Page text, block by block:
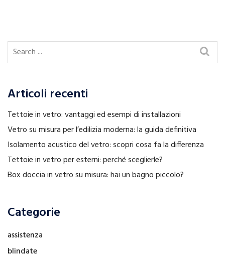
Articoli recenti
Tettoie in vetro: vantaggi ed esempi di installazioni
Vetro su misura per l’edilizia moderna: la guida definitiva
Isolamento acustico del vetro: scopri cosa fa la differenza
Tettoie in vetro per esterni: perché sceglierle?
Box doccia in vetro su misura: hai un bagno piccolo?
Categorie
assistenza
blindate